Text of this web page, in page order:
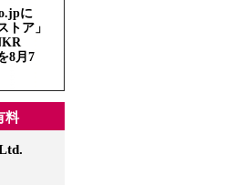
に
トア」
8月7
料